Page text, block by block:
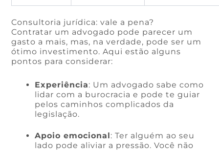
Consultoria jurídica: vale a pena?
Contratar um advogado pode parecer um
gasto a mais, mas, na verdade, pode ser um
ótimo investimento. Aqui estão alguns
pontos para considerar:
Experiência: Um advogado sabe como
lidar com a burocracia e pode te guiar
pelos caminhos complicados da
legislação.
Apoio emocional: Ter alguém ao seu
lado pode aliviar a pressão. Você não